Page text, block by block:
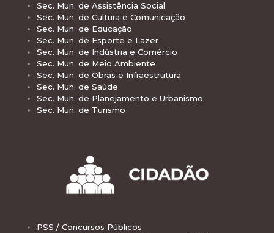
Sec. Mun. de Assistência Social
Sec. Mun. de Cultura e Comunicação
Sec. Mun. de Educação
Sec. Mun. de Esporte e Lazer
Sec. Mun. de Indústria e Comércio
Sec. Mun. de Meio Ambiente
Sec. Mun. de Obras e Infraestrutura
Sec. Mun. de Saúde
Sec. Mun. de Planejamento e Urbanismo
Sec. Mun. de Turismo
PSS / Concursos Públicos